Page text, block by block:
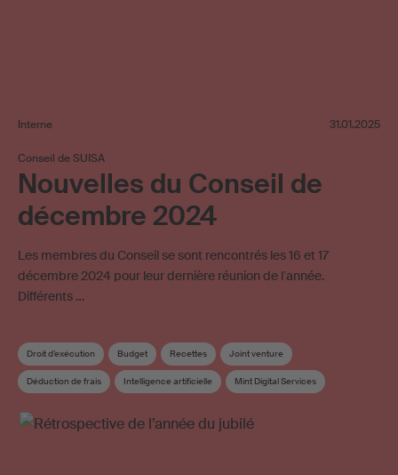
Interne 31.01.2025
Conseil de SUISA
Nouvelles du Conseil de
décembre 2024
Les membres du Conseil se sont rencontrés les 16 et 17
décembre 2024 pour leur dernière réunion de lʼannée.
Différents …
Droit d’exécution Budget Recettes Joint venture
Déduction de frais Intelligence artificielle Mint Digital Services